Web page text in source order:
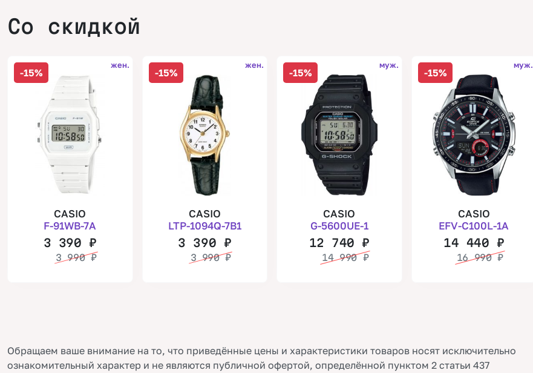
Со скидкой
-15%
жен.
CASIO
F-91WB-7A
3 390₽
3 990₽
-15%
жен.
CASIO
LTP-1094Q-7B1
3 390 ₽
3 990₽
-15%
муж.
CASIO
G-5600UE-1
12 740₽
14 990 ₽
-15%
муж.
CASIO
EFV-C100L-1A
14 440 ₽
16 990₽
Обращаем ваше внимание на то, что приведённые цены и характеристики товаров носят исключительно
ознакомительный характер и не являются публичной офертой, определённой пунктом 2 статьи 437